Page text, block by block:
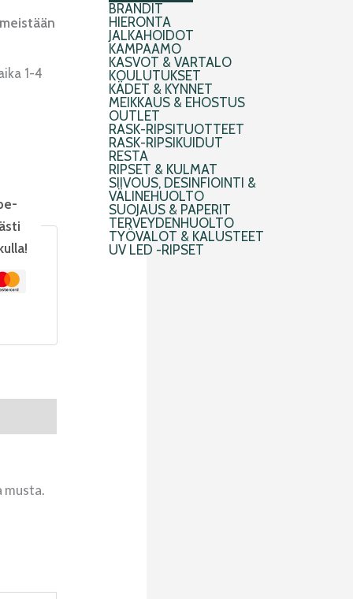
1-4
musta.
BRÄNDIT
HIERONTA
JALKAHOIDOT
KAMPAAMO
KASVOT & VARTALO
KOULUTUKSET
KÄDET & KYNNET
MEIKKAUS & EHOSTUS
OUTLET
RASK-RIPSITUOTTEET
RASK-RIPSIKUIDUT
RESTA
RIPSET & KULMAT
SIIVOUS, DESINFIOINTI &
VÄLINEHUOLTO
SUOJAUS & PAPERIT
TERVEYDENHUOLTO
TYÖVALOT & KALUSTEET
UV LED -RIPSET